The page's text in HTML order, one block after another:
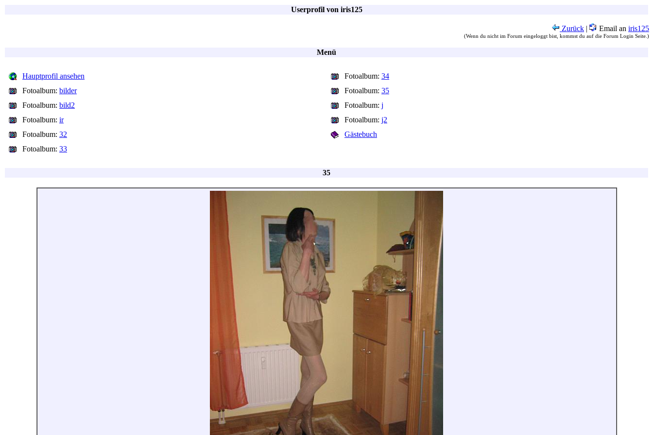
Userprofil von iris125
Zurück | Email an iris125
(Wenn du nicht im Forum eingeloggt bist, kommst du auf die Forum Login Seite.)
Menü
Hauptprofil ansehen
Fotoalbum: bilder
Fotoalbum: bild2
Fotoalbum: ir
Fotoalbum: 32
Fotoalbum: 33
Fotoalbum: 34
Fotoalbum: 35
Fotoalbum: j
Fotoalbum: j2
Gästebuch
35